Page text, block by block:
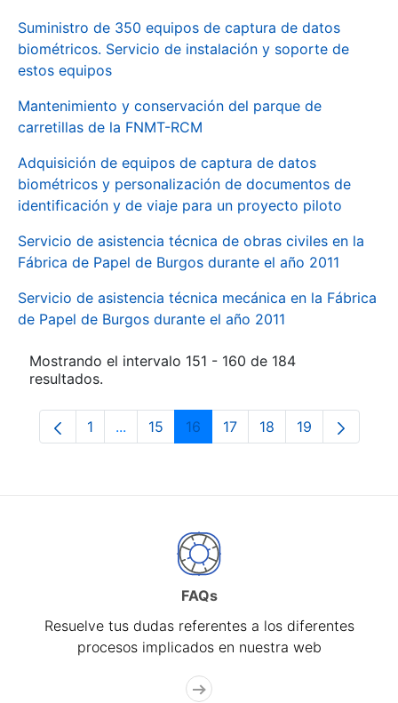
Suministro de 350 equipos de captura de datos
biométricos. Servicio de instalación y soporte de
estos equipos
Mantenimiento y conservación del parque de
carretillas de la FNMT-RCM
Adquisición de equipos de captura de datos
biométricos y personalización de documentos de
identificación y de viaje para un proyecto piloto
Servicio de asistencia técnica de obras civiles en la
Fábrica de Papel de Burgos durante el año 2011
Servicio de asistencia técnica mecánica en la Fábrica
de Papel de Burgos durante el año 2011
Mostrando el intervalo 151 - 160 de 184
resultados.
Página
1 ...Páginas intermedias Use TAB para
Página
15 Página
16 Página
17 Página
18 Página
19
FAQs
Resuelve tus dudas referentes a los diferentes
procesos implicados en nuestra web